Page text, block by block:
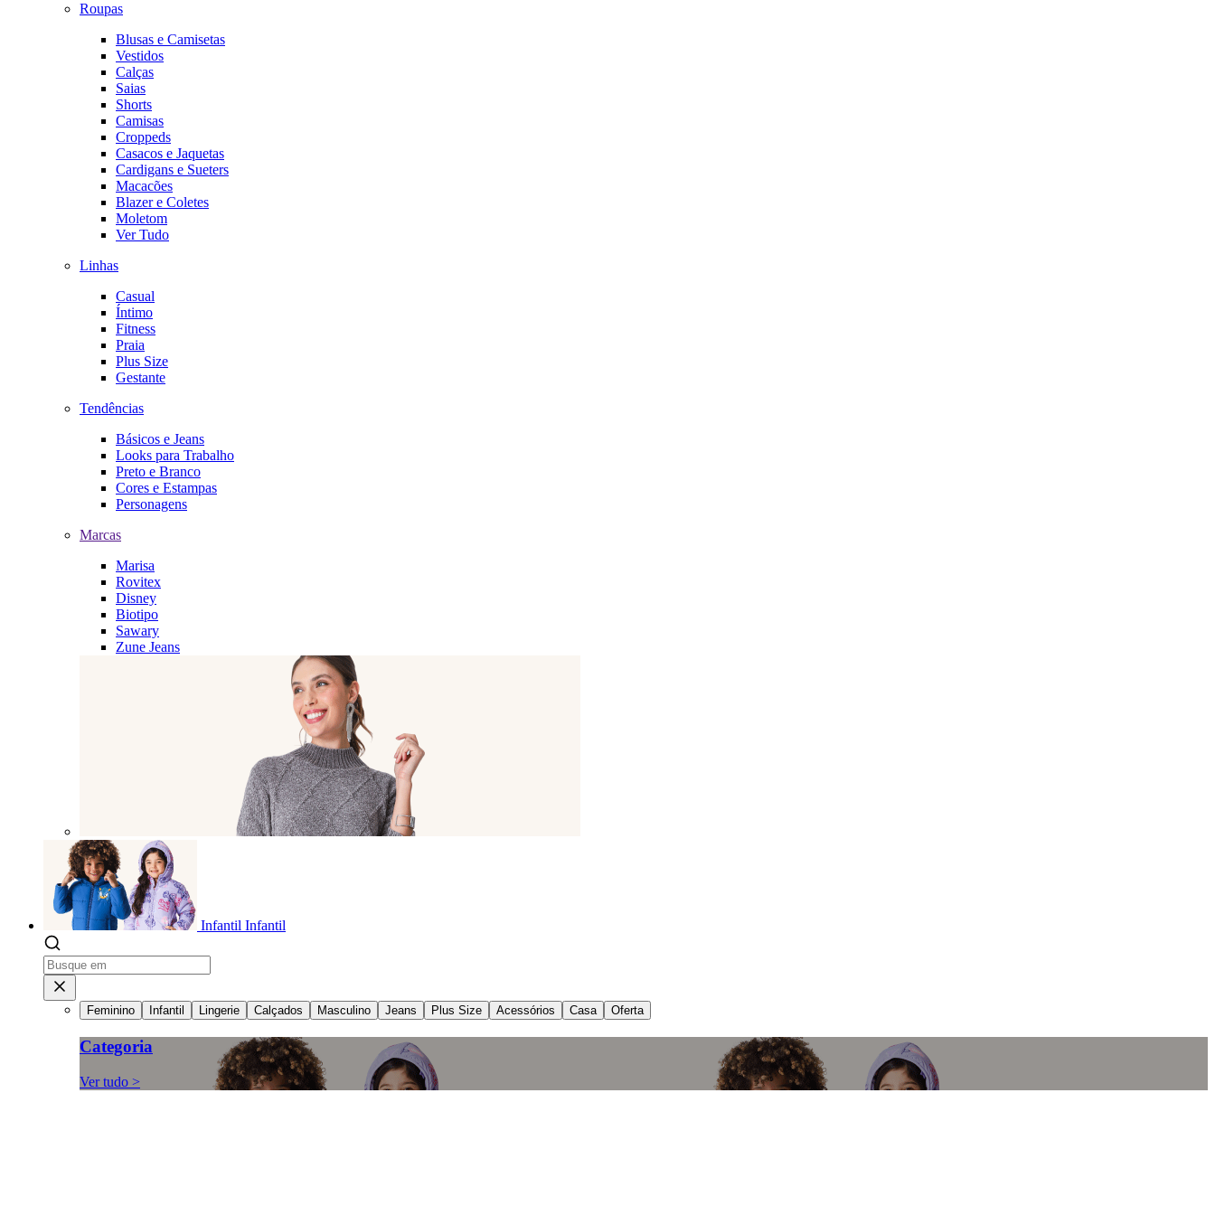
Roupas
Blusas e Camisetas
Vestidos
Calças
Saias
Shorts
Camisas
Croppeds
Casacos e Jaquetas
Cardigans e Sueters
Macacões
Blazer e Coletes
Moletom
Ver Tudo
Linhas
Casual
Íntimo
Fitness
Praia
Plus Size
Gestante
Tendências
Básicos e Jeans
Looks para Trabalho
Preto e Branco
Cores e Estampas
Personagens
Marcas
Marisa
Rovitex
Disney
Biotipo
Sawary
Zune Jeans
Infantil Infantil
Feminino Infantil Lingerie Calçados Masculino Jeans Plus Size Acessórios Casa Oferta
Categoria
Ver tudo >